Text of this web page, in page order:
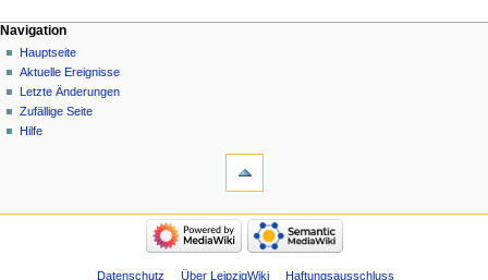
Navigation
Hauptseite
Aktuelle Ereignisse
Letzte Änderungen
Zufällige Seite
Hilfe
Datenschutz Über LeipzigWiki Haftungsausschluss